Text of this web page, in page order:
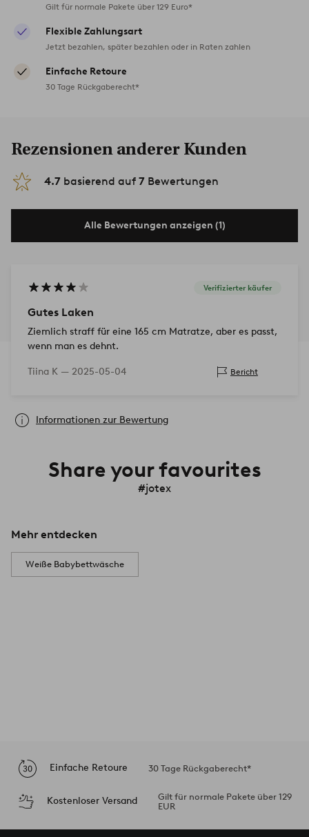
Gilt für normale Pakete über 129 Euro*
Flexible Zahlungsart
Jetzt bezahlen, später bezahlen oder in Raten zahlen
Einfache Retoure
30 Tage Rückgaberecht*
Rezensionen anderer Kunden
4.7 basierend auf 7 Bewertungen
Alle Bewertungen anzeigen (1)
Verifizierter käufer
Gutes Laken
Ziemlich straff für eine 165 cm Matratze, aber es passt,
wenn man es dehnt.
Tiina K — 2025-05-04 Bericht
Informationen zur Bewertung
Share your favourites
#jotex
Mehr entdecken
Weiße Babybettwäsche
Einfache Retoure 30 Tage Rückgaberecht*
Kostenloser Versand
Gilt für normale Pakete über 129
EUR